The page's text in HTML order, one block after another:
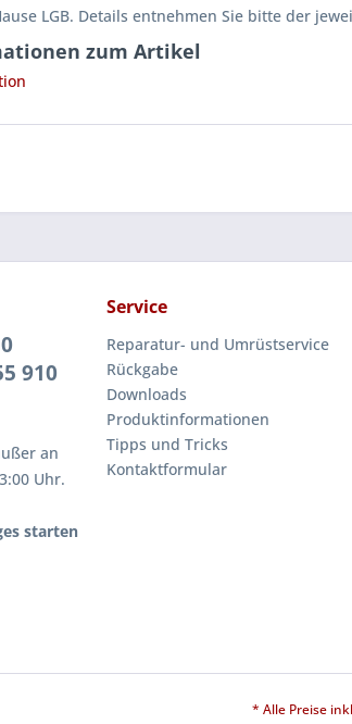
LGB. Details entnehmen Sie bitte der
zum Artikel
910
an
Uhr.
starten
Service
Reparatur- und Umrüstservice
Rückgabe
Downloads
Produktinformationen
Tipps und Tricks
Kontaktformular
* Alle Preise